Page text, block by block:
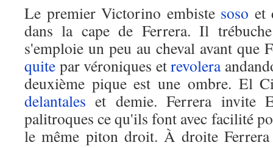
Le premier Victorino embiste soso et
dans la cape de Ferrera. Il
s'emploie un peu au cheval avant que
quite par véroniques etrevolera
deuxième pique est une ombre. El
delantales et demie. Ferrera invite
palitroques ce qu'ils font avec facilité
le même piton droit. À droite